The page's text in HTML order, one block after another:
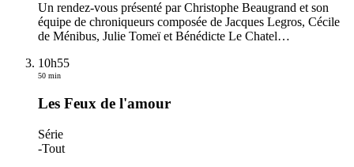
Un rendez-vous présenté par Christophe Beaugrand et son
équipe de chroniqueurs composée de Jacques Legros, Cécile
de Ménibus, Julie Tomeï et Bénédicte Le Chatel…
10h55
50 min
Les Feux de l'amour
Série
-Tout